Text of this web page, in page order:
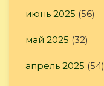
июнь 2025 (56)
май 2025 (32)
апрель 2025 (54)